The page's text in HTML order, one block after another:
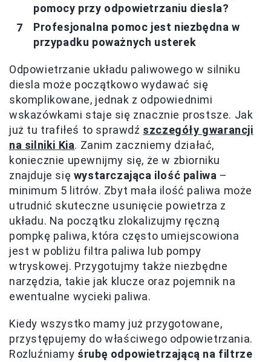
pomocy przy odpowietrzaniu diesla?
Profesjonalna pomoc jest niezbędna w
przypadku poważnych usterek
Odpowietrzanie układu paliwowego w silniku
diesla może początkowo wydawać się
skomplikowane, jednak z odpowiednimi
wskazówkami staje się znacznie prostsze. Jak
już tu trafiłeś to sprawdź szczegóły gwarancji
na silniki Kia. Zanim zaczniemy działać,
koniecznie upewnijmy się, że w zbiorniku
znajduje się wystarczająca ilość paliwa –
minimum 5 litrów. Zbyt mała ilość paliwa może
utrudnić skuteczne usunięcie powietrza z
układu. Na początku zlokalizujmy ręczną
pompkę paliwa, która często umiejscowiona
jest w pobliżu filtra paliwa lub pompy
wtryskowej. Przygotujmy także niezbędne
narzędzia, takie jak klucze oraz pojemnik na
ewentualne wycieki paliwa.
Kiedy wszystko mamy już przygotowane,
przystępujemy do właściwego odpowietrzania.
Rozluźniamy śrubę odpowietrzającą na filtrze